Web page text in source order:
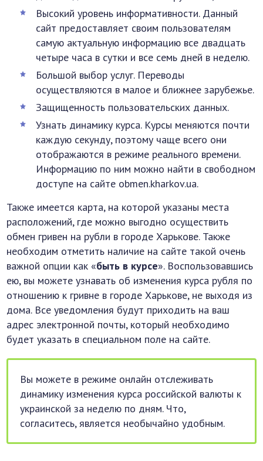
Высокий уровень информативности. Данный
сайт предоставляет своим пользователям
самую актуальную информацию все двадцать
четыре часа в сутки и все семь дней в неделю.
Большой выбор услуг. Переводы
осуществляются в малое и ближнее зарубежье.
Защищенность пользовательских данных.
Узнать динамику курса. Курсы меняются почти
каждую секунду, поэтому чаще всего они
отображаются в режиме реального времени.
Информацию по ним можно найти в свободном
доступе на сайте obmen.kharkov.ua.
Также имеется карта, на которой указаны места
расположений, где можно выгодно осуществить
обмен гривен на рубли в городе Харькове. Также
необходим отметить наличие на сайте такой очень
важной опции как «быть в курсе». Воспользовавшись
ею, вы можете узнавать об изменения курса рубля по
отношению к гривне в городе Харькове, не выходя из
дома. Все уведомления будут приходить на ваш
адрес электронной почты, который необходимо
будет указать в специальном поле на сайте.
Вы можете в режиме онлайн отслеживать
динамику изменения курса российской валюты к
украинской за неделю по дням. Что,
согласитесь, является необычайно удобным.